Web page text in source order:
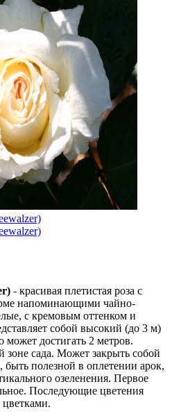
- красивая плетистая роза с
напоминающими чайно-
с кремовым оттенком и
собой высокий (до 3 м)
может достигать 2 метров.
зоне сада. Может закрыть собой
быть полезной в оплетении арок,
озеленения. Первое
Последующие цветения
цветками.